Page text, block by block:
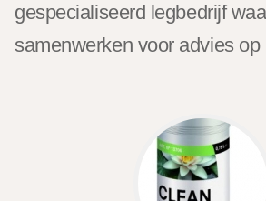
gespecialiseerd legbedrijf
samenwerken voor advies op